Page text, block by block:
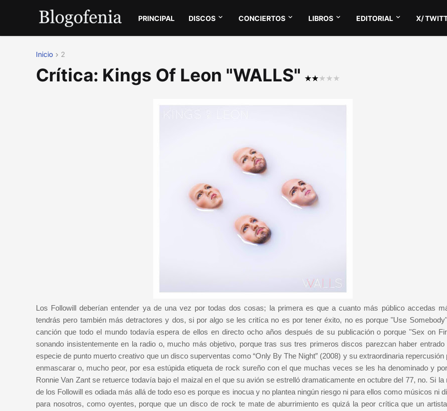
PRINCIPAL DISCOS CONCIERTOS LIBROS EDITORIAL X/
Inicio 2
Crítica: Kings Of Leon "WALLS"
Los Followill deberían entender ya de una vez por todas dos cosas; la primera es que a cuanto más público accedas
tendrás pero también más detractores y dos, si por algo se les critíca no es por tener éxito, no es porque "Use
canción que todo el mundo todavía espera de ellos en directo ocho años después de su publicación o porque "Sex on
sonando insistentemente en la radio o, mucho más objetivo, porque tras sus tres primeros discos parezcan haber entrado
especie de punto muerto creativo que un disco superventas como “Only By The Night” (2008) y su extraordinaria repercusión
enmascarar o, mucho peor, por esa estúpida etiqueta de rock sureño con el que muchas veces se les ha denominado y
Ronnie Van Zant se retuerce todavía bajo el maizal en el que su avión se estrelló dramaticamente en octubre del 77, no. Si la
de los Followill es odiada más allá de todo eso es porque es inocua y no plantea ningún riesgo ni para ellos como músicos ni
para nosotros, como oyentes, porque que un disco de rock te mate de aburrimiento es quizá la peor crítica que un